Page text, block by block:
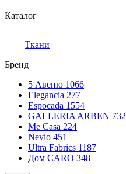
Каталог
Ткани
Бренд
5 Авеню 1066
Elegancia 277
Espocada 1554
GALLERIA ARBEN 732
Me Casa 224
Nevio 451
Ultra Fabrics 1187
Дом CARO 348